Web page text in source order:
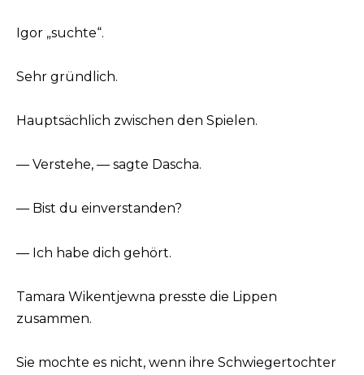
Igor „suchte“.
Sehr gründlich.
Hauptsächlich zwischen den Spielen.
— Verstehe, — sagte Dascha.
— Bist du einverstanden?
— Ich habe dich gehört.
Tamara Wikentjewna presste die Lippen
zusammen.
Sie mochte es nicht, wenn ihre Schwiegertochter